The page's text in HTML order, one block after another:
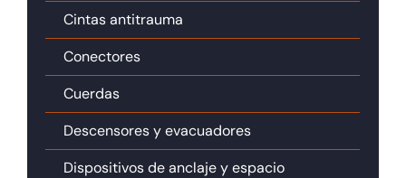
Cintas antitrauma
Conectores
Cuerdas
Descensores y evacuadores
Dispositivos de anclaje y espacio